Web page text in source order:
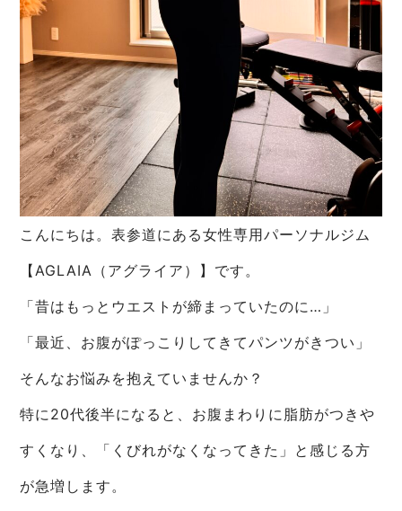
こんにちは。表参道にある女性専用パーソナルジム
【AGLAIA（アグライア）】です。
「昔はもっとウエストが締まっていたのに…」
「最近、お腹がぽっこりしてきてパンツがきつい」
そんなお悩みを抱えていませんか？
特に20代後半になると、お腹まわりに脂肪がつきや
すくなり、「くびれがなくなってきた」と感じる方
が急増します。